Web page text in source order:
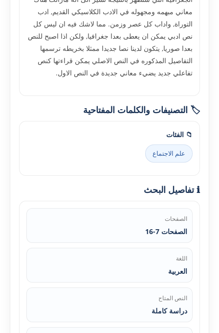
معاني مبهمه ومجهوله في الادب الكلاسيكي القديم, ادب
التوراة, واداب كل عصر وزمن. مما لاشك فيه ان ليس كل
نص ادبي يمكن ان يعطى بعدا جغرافيا, ولكن اذا اصبح للنص
بعدا صوريا, يتكون لدينا نصا جديدا ممثلا بخريطه ترسمها
التفاصيل المذكوره في النص الاصلي يمكن قراءتها كنص
تفاعلي جديد يضيء معاني جديدة في النص الاول.
🏷️ التصنيفات والكلمات المفتاحية
📁 الفئات
علم الاجتماع
ℹ️ تفاصيل البحث
الصفحات
الصفحات 7-16
اللغة
العربية
النص المتاح
دراسة كاملة